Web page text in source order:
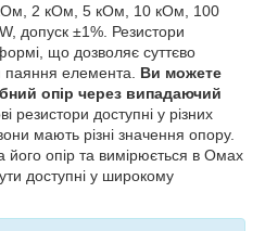
кОм, 2 кОм, 5 кОм, 10 кОм, 100
допуск ±1%. Резистори
що дозволяє суттєво
паяння елемента. Ви можете
опір через випадаючий
резистори доступні у різних
мають різні значення опору.
його опір та вимірюється в Омах
доступні у широкому